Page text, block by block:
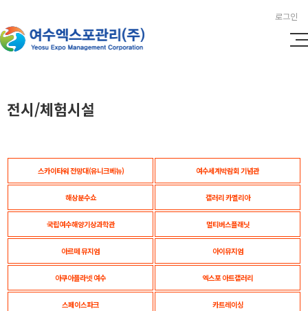
로그인
전시/체험시설
스카이타워 전망대(유니크베뉴) 여수세계박람회 기념관
해상분수쇼 갤러리 카멜리아
국립여수해양기상과학관 멀티버스플래닛
아르떼 뮤지엄 아이뮤지엄
아쿠아플라넷 여수 엑스포 아트갤러리
스페이스파크 카트레이싱